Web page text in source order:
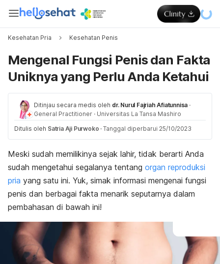
Kesehatan Pria Kesehatan Penis
Mengenal Fungsi Penis dan Fakta
Uniknya yang Perlu Anda Ketahui
Ditinjau secara medis oleh dr. Nurul Fajriah Afiatunnisa ·
General Practitioner · Universitas La Tansa Mashiro
Ditulis oleh Satria Aji Purwoko · Tanggal diperbarui 25/10/2023
Meski sudah memilikinya sejak lahir, tidak berarti Anda
sudah mengetahui segalanya tentang organ reproduksi
pria yang satu ini. Yuk, simak informasi mengenai fungsi
penis dan berbagai fakta menarik seputarnya dalam
pembahasan di bawah ini!